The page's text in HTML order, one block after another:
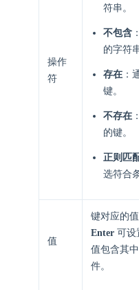
操作
符
符串。
不包含
的字符
存在 ：
键。
不存在
的键。
正则匹
选符合
值
键对应的
Enter 可设
值包含其
件。